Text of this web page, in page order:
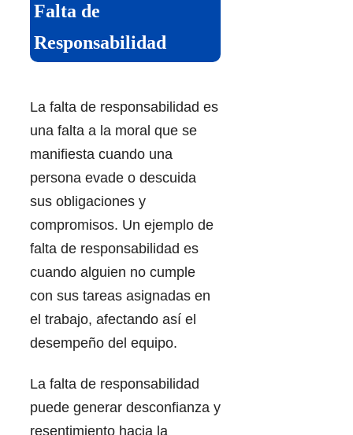
Falta de
Responsabilidad
La falta de responsabilidad es
una falta a la moral que se
manifiesta cuando una
persona evade o descuida
sus obligaciones y
compromisos. Un ejemplo de
falta de responsabilidad es
cuando alguien no cumple
con sus tareas asignadas en
el trabajo, afectando así el
desempeño del equipo.
La falta de responsabilidad
puede generar desconfianza y
resentimiento hacia la